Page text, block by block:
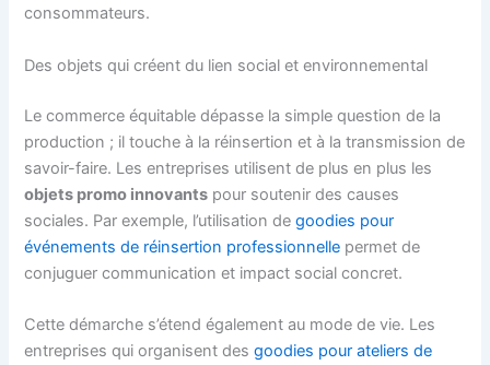
consommateurs.
Des objets qui créent du lien social et environnemental
Le commerce équitable dépasse la simple question de la
production ; il touche à la réinsertion et à la transmission de
savoir-faire. Les entreprises utilisent de plus en plus les
objets promo innovants pour soutenir des causes
sociales. Par exemple, l’utilisation degoodies pour
événements de réinsertion professionnelle permet de
conjuguer communication et impact social concret.
Cette démarche s’étend également au mode de vie. Les
entreprises qui organisent desgoodies pour ateliers de